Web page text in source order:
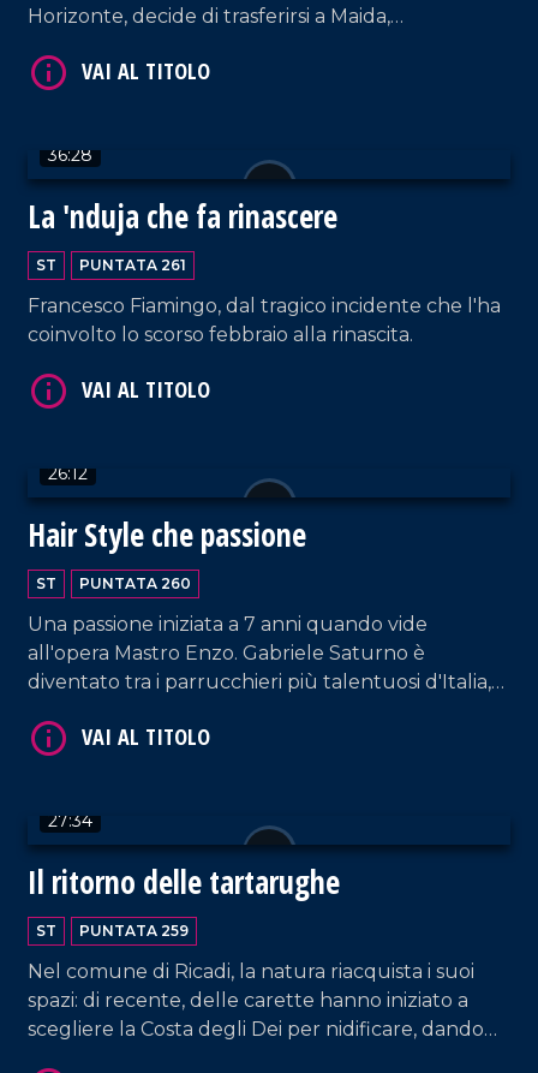
Horizonte, decide di trasferirsi a Maida,
casa. La tranquillità e l'accoglienza del posto
36:28
La 'nduja che fa rinascere
ST PUNTATA 261
Francesco Fiamingo, dal tragico incidente che l'ha
coinvolto lo scorso febbraio alla rinascita.
26:12
Hair Style che passione
ST PUNTATA 260
Una passione iniziata a 7 anni quando vide
all'opera Mastro Enzo. Gabriele Saturno è
diventato tra i parrucchieri più talentuosi d'Italia,
nazionali e trasformando così la sua passione in
27:34
Il ritorno delle tartarughe
ST PUNTATA 259
Nel comune di Ricadi, la natura riacquista i suoi
spazi: di recente, delle carette hanno iniziato a
scegliere la Costa degli Dei per nidificare, dando
VAI AL TITOLO
VAI AL TITOLO
VAI AL TITOLO